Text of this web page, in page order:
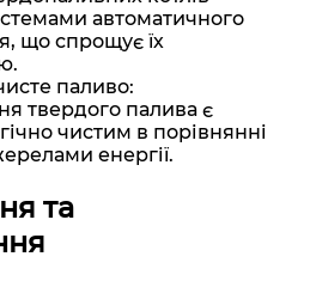
автоматичного
що спрощує їх
паливо:
твердого палива є
чистим в порівнянні
енергії.
та